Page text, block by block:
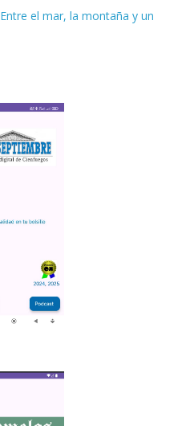
Entre el mar, la montaña y un